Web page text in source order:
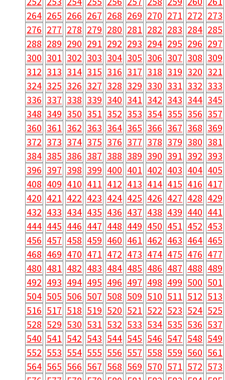
264 265 266 267 268 269 270 271 272 273
276 277 278 279 280 281 282 283 284 285
288 289 290 291 292 293 294 295 296 297
300 301 302 303 304 305 306 307 308 309
312 313 314 315 316 317 318 319 320 321
324 325 326 327 328 329 330 331 332 333
336 337 338 339 340 341 342 343 344 345
348 349 350 351 352 353 354 355 356 357
360 361 362 363 364 365 366 367 368 369
372 373 374 375 376 377 378 379 380 381
384 385 386 387 388 389 390 391 392 393
396 397 398 399 400 401 402 403 404 405
408 409 410 411 412 413 414 415 416 417
420 421 422 423 424 425 426 427 428 429
432 433 434 435 436 437 438 439 440 441
444 445 446 447 448 449 450 451 452 453
456 457 458 459 460 461 462 463 464 465
468 469 470 471 472 473 474 475 476 477
480 481 482 483 484 485 486 487 488 489
492 493 494 495 496 497 498 499 500 501
504 505 506 507 508 509 510 511 512 513
516 517 518 519 520 521 522 523 524 525
528 529 530 531 532 533 534 535 536 537
540 541 542 543 544 545 546 547 548 549
552 553 554 555 556 557 558 559 560 561
564 565 566 567 568 569 570 571 572 573